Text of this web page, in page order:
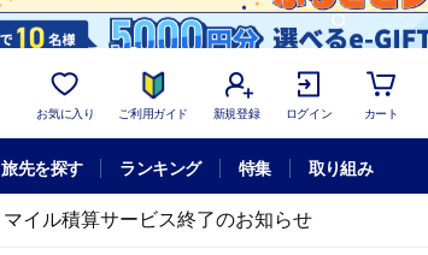
お気に入り ご利用ガイド 新規登録 ログイン カート
旅先を探す ランキング 特集 取り組み
マイル積算サービス終了のお知らせ